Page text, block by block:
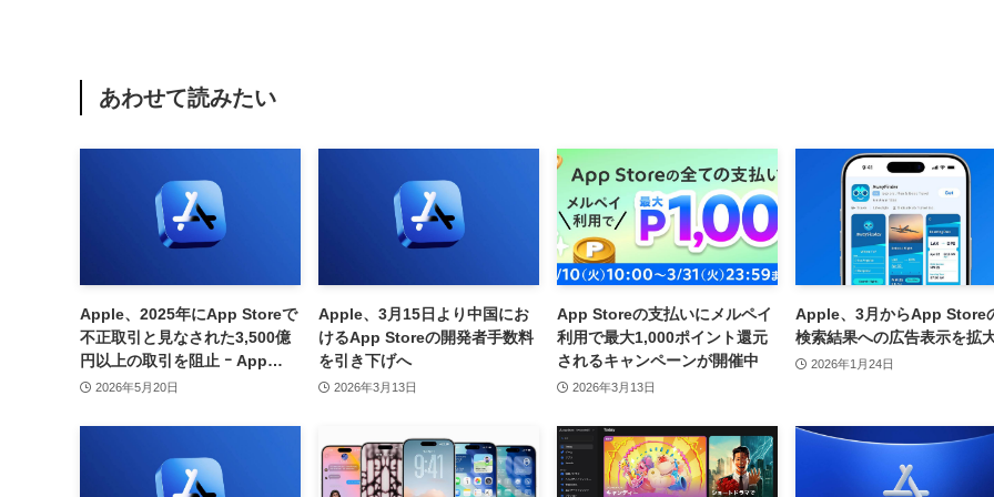
あわせて読みたい
Apple、2025年にApp Storeで
不正取引と見なされた3,500億
円以上の取引を阻止 ｰ App
Storeに関する様々な数字も公
2026年5月20日
Apple、3月15日より中国にお
けるApp Storeの開発者手数料
を引き下げへ
2026年3月13日
App Storeの支払いにメルペイ
利用で最大1,000ポイント還元
されるキャンペーンが開催中
2026年3月13日
Apple、3月からApp Store
検索結果への広告表示を拡
2026年1月24日